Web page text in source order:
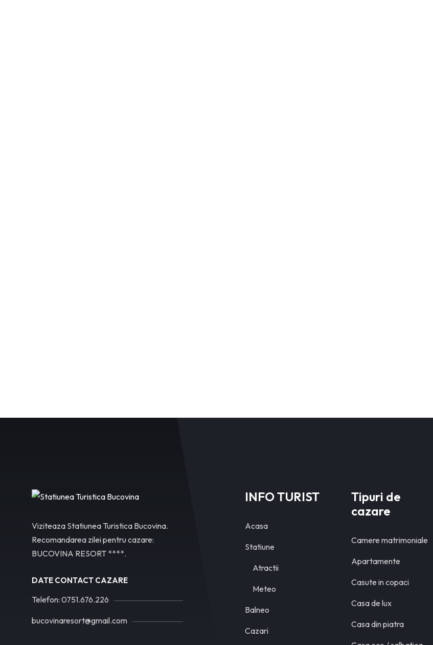
Viziteaza Statiunea Turistica Bucovina.
Recomandarea zilei pentru cazare:
BUCOVINA RESORT ****.
DATE CONTACT CAZARE
Telefon: 0751.676.226
bucovinaresort@gmail.com
INFO TURIST
Acasa
Statiune
Atractii
Meteo
Balneo
Cazari
Tipuri de
cazare
Camere matrimoniale
Apartamente
Casute in copaci
Casa de lux
Casa din piatra